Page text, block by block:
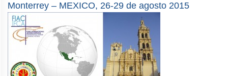
Monterrey – MEXICO, 26-29 de agosto 2015